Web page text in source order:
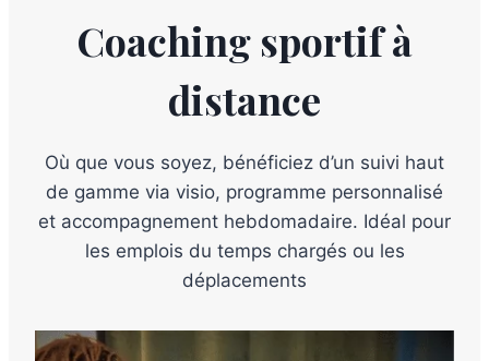
Coaching sportif à
distance
Où que vous soyez, bénéficiez d’un suivi haut
de gamme via visio, programme personnalisé
et accompagnement hebdomadaire. Idéal pour
les emplois du temps chargés ou les
déplacements